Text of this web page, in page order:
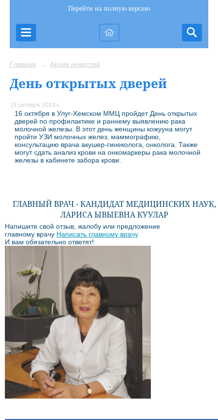
Перейти на полную версию
Главная → Архив новостей
День открытых дверей
15 октября 2024 г.
16 октября в Улуг-Хемском ММЦ пройдет День открытых
дверей по профилактике и раннему выявлению рака
молочной железы. В этот день женщины кожууна могут
пройти УЗИ молочных желез, маммографию,
консультацию врача акушер-гинеколога, онколога. Также
могут сдать анализ крови на онкомаркеры рака молочной
железы в кабинете забора крови.
ГЛАВНЫЙ ВРАЧ - КАНДИДАТ МЕДИЦИНСКИХ НАУК,
ЛАРИСА ЫВЫЕВНА КУУЛАР
Напишите свой отзыв, жалобу или предложение
главному врачу Написать главному врачу
И вам обязательно ответят!